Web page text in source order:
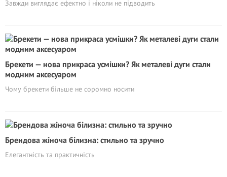
Завжди виглядає ефектно і ніколи не підводить
Брекети — нова прикраса усмішки? Як металеві дуги стали
модним аксесуаром
Чому брекети більше не соромно носити
Брендова жіноча білизна: стильно та зручно
Елегантність та практичність